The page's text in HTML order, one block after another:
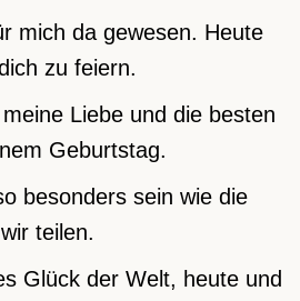
mich da gewesen. Heute
zu feiern.
Liebe und die besten
Geburtstag.
besonders sein wie die
teilen.
Glück der Welt, heute und